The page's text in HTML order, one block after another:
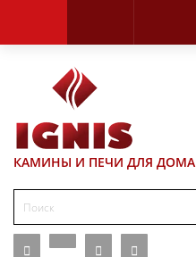
КАМИНЫ И ПЕЧИ ДЛЯ ДОМА